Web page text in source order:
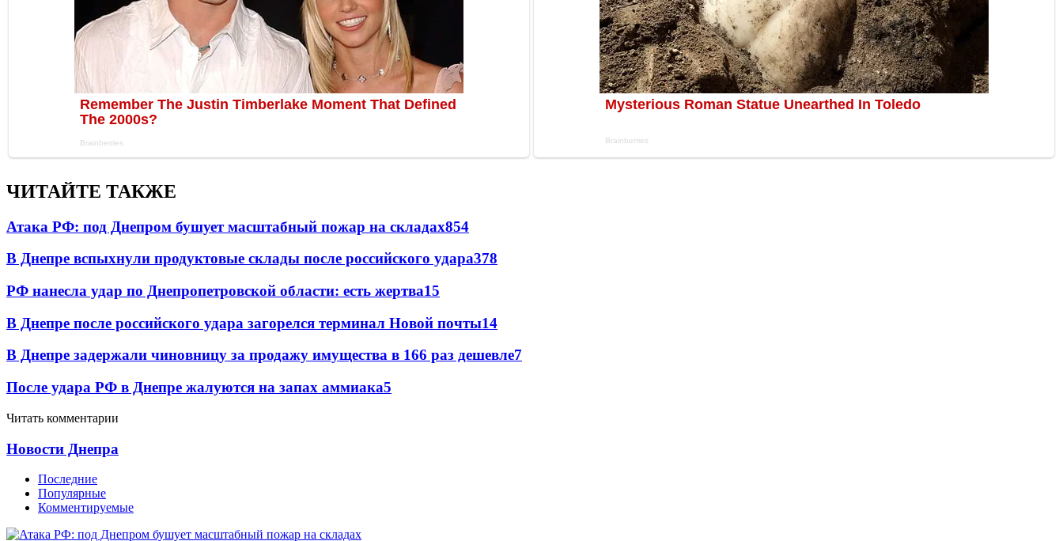
ЧИТАЙТЕ ТАКЖЕ
Атака РФ: под Днепром бушует масштабный пожар на складах854
В Днепре вспыхнули продуктовые склады после российского удара378
РФ нанесла удар по Днепропетровской области: есть жертва15
В Днепре после российского удара загорелся терминал Новой почты14
В Днепре задержали чиновницу за продажу имущества в 166 раз дешевле7
После удара РФ в Днепре жалуются на запах аммиака5
Читать комментарии
Новости Днепра
Последние
Популярные
Комментируемые